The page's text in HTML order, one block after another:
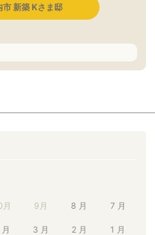
市 新築 Kさま邸
月 9月 8 月 7 月
3 月 2 月 1 月